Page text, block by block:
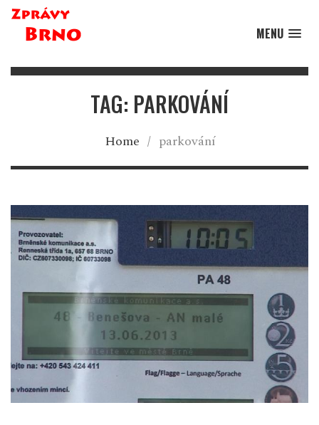
MENU
TAG: PARKOVÁNÍ
Home / parkování